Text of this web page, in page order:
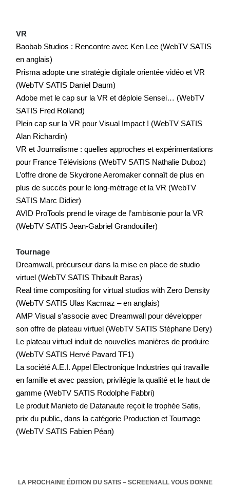
VR
Baobab Studios : Rencontre avec Ken Lee (WebTV SATIS
en anglais)
Prisma adopte une stratégie digitale orientée vidéo et VR
(WebTV SATIS Daniel Daum)
Adobe met le cap sur la VR et déploie Sensei… (WebTV
SATIS Fred Rolland)
Plein cap sur la VR pour Visual Impact ! (WebTV SATIS
Alan Richardin)
VR et Journalisme : quelles approches et expérimentations
pour France Télévisions (WebTV SATIS Nathalie Duboz)
L’offre drone de Skydrone Aeromaker connaît de plus en
plus de succès pour le long-métrage et la VR (WebTV
SATIS Marc Didier)
AVID ProTools prend le virage de l’ambisonie pour la VR
(WebTV SATIS Jean-Gabriel Grandouiller)
Tournage
Dreamwall, précurseur dans la mise en place de studio
virtuel (WebTV SATIS Thibault Baras)
Real time compositing for virtual studios with Zero Density
(WebTV SATIS Ulas Kacmaz – en anglais)
AMP Visual s’associe avec Dreamwall pour développer
son offre de plateau virtuel (WebTV SATIS Stéphane Dery)
Le plateau virtuel induit de nouvelles manières de produire
(WebTV SATIS Hervé Pavard TF1)
La société A.E.I. Appel Electronique Industries qui travaille
en famille et avec passion, privilégie la qualité et le haut de
gamme (WebTV SATIS Rodolphe Fabbri)
Le produit Manieto de Datanaute reçoit le trophée Satis,
prix du public, dans la catégorie Production et Tournage
(WebTV SATIS Fabien Péan)
LA PROCHAINE ÉDITION DU SATIS – SCREEN4ALL VOUS DONNE